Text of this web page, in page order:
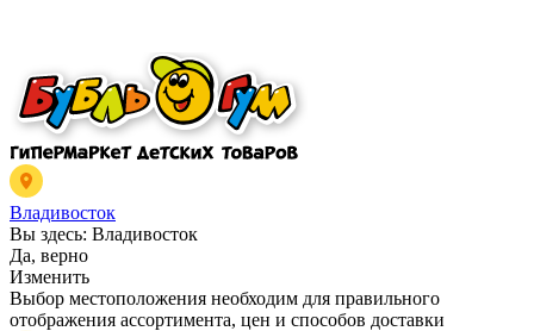
Владивосток
Вы здесь: Владивосток
Да, верно
Изменить
Выбор местоположения необходим для правильного
отображения ассортимента, цен и способов доставки